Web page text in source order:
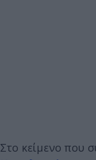
Στο κείμενο που